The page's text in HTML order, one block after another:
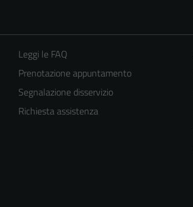
Leggi le FAQ
Prenotazione appuntamento
Segnalazione disservizio
Richiesta assistenza